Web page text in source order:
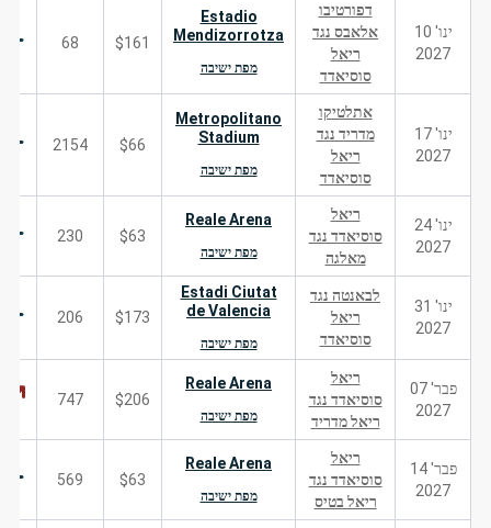
ינו' 10
2027
דפורטיבו
אלאבס נגד
ריאל
סוסיאדד
Estadio
Mendizorrotza
מפת ישיבה
$161
68
ינו' 17
2027
אתלטיקו
מדריד נגד
ריאל
סוסיאדד
Metropolitano
Stadium
מפת ישיבה
$66
2154
ינו' 24
2027
ריאל
סוסיאדד נגד
מאלגה
Reale Arena
מפת ישיבה
$63
230
ינו' 31
2027
לבאנטה נגד
ריאל
סוסיאדד
Estadi Ciutat
de Valencia
מפת ישיבה
$173
206
פבר' 07
2027
ריאל
סוסיאדד נגד
ריאל מדריד
Reale Arena
מפת ישיבה
$206
747
פבר' 14
2027
ריאל
סוסיאדד נגד
ריאל בטיס
Reale Arena
מפת ישיבה
$63
569